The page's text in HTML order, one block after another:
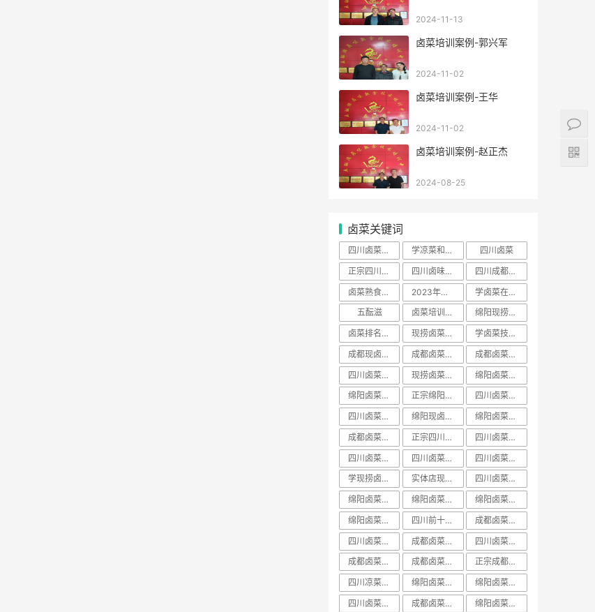
2024-11-13
卤菜培训案例-郭兴军
2024-11-02
卤菜培训案例-王华
2024-11-02
卤菜培训案例-赵正杰
2024-08-25
卤菜关键词
四川卤菜去哪里学正宗 学凉菜和卤菜要多少学费
四川卤菜
正宗四川卤菜培训
四川卤味哪家培训最好
四川成都卤菜培训哪家好
卤菜熟食培训费用一般多少学费
2023年卤菜培训学员
学卤菜在哪里学
五酝滋
卤菜培训声明
绵阳现捞培训哪家出名
卤菜排名前十名加盟店
现捞卤菜培训哪家好
学卤菜技术到哪里学的正宗
成都现卤现捞培训
成都卤菜熟食培训
成都卤菜培训费用一般多少学费
四川卤菜配方技术学习培训哪家好
现捞卤菜培训费用一般多少学费
绵阳卤菜培训哪家好
绵阳卤菜培训费用一般多少学费
正宗绵阳卤菜培训班
四川卤菜学习方法培训技术哪家好
四川卤菜学习技术培训去哪里学好
绵阳现卤现捞培训
绵阳卤菜熟食培训
成都卤菜培训班排名
正宗四川卤菜培训班
四川卤菜培训价格表
​四川卤菜培训班排名
四川卤菜熟食培训
四川卤菜排名学习培训技术哪家靠谱
学现捞卤菜技术哪里好
实体店现卤现捞培训有保障吗
四川卤菜培训基地
绵阳卤菜培训班视频
绵阳卤菜培训价目表
绵阳卤菜培训价班排名
绵阳卤菜培训排行榜
四川前十卤菜学习培训技术哪家好
成都卤菜培训价目表
四川卤菜中心培训学习技术哪家好
成都卤菜培训机构课程
四川卤菜培训价目表
成都卤菜培训价格表
成都卤菜培训班视频
正宗成都卤菜培训班
四川凉菜卤菜培训
绵阳卤菜培训实体店
绵阳卤菜培训技术
四川卤菜课程学习培训技术哪家好
成都卤菜培训价格课程
绵阳卤菜培训哪里好